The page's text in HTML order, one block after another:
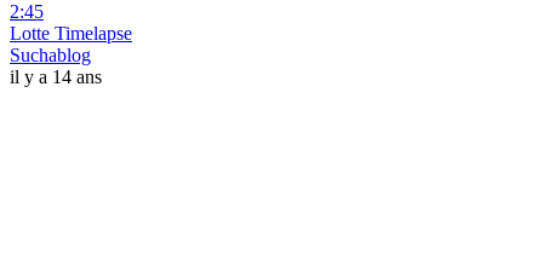
2:45
Lotte Timelapse
Suchablog
il y a 14 ans